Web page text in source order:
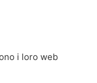
i loro web